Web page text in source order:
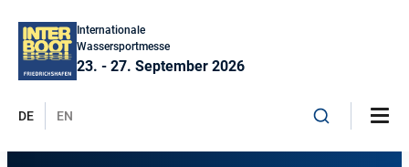
Internationale
Wassersportmesse
23. - 27. September 2026
DE EN